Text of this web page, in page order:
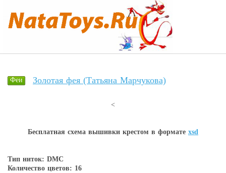
Феи Золотая фея (Татьяна Марчукова)
<
Бесплатная схема вышивки крестом в форматe xsd
Тип ниток: DMC
Количество цветов: 16